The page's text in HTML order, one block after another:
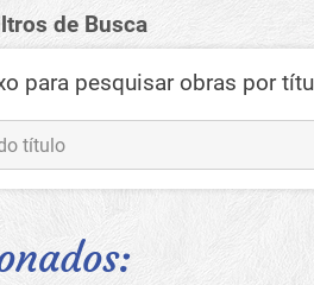
de Busca
para pesquisar obras por